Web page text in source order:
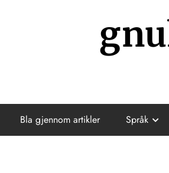
Bla gjennom artikler Språk